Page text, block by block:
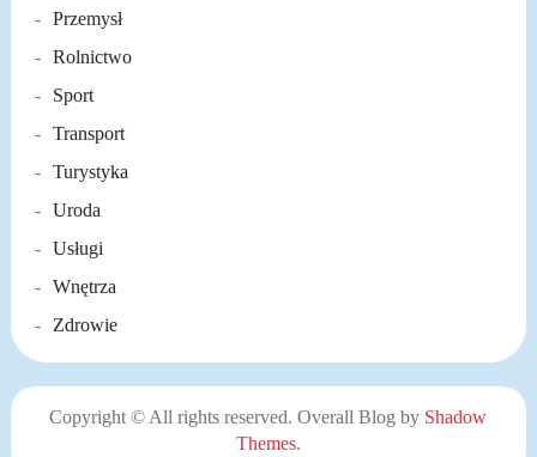
Przemysł
Rolnictwo
Sport
Transport
Turystyka
Uroda
Usługi
Wnętrza
Zdrowie
Copyright © All rights reserved. Overall Blog by Shadow
Themes.